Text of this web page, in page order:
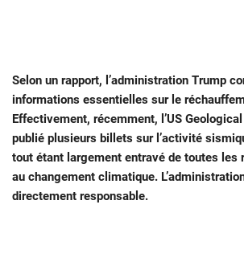
Selon un rapport, l’administration Trump
informations essentielles sur le
Effectivement, récemment, l’US
publié plusieurs billets sur l’activité
tout étant largement entravé de toutes les
au changement climatique.
directement responsable.